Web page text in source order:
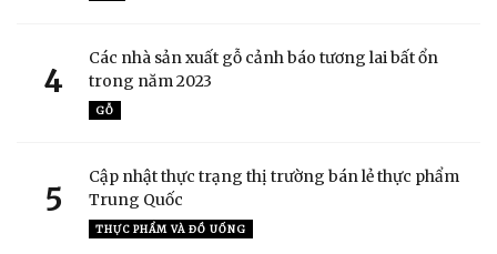
4
Các nhà sản xuất gỗ cảnh báo tương lai bất ổn
trong năm 2023
GỖ
5
Cập nhật thực trạng thị trường bán lẻ thực phẩm
Trung Quốc
THỰC PHẨM VÀ ĐỒ UỐNG